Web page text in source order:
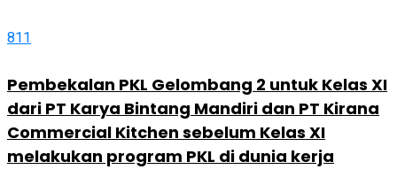
811
Pembekalan PKL Gelombang 2 untuk Kelas XI
dari PT Karya Bintang Mandiri dan PT Kirana
Commercial Kitchen sebelum Kelas XI
melakukan program PKL di dunia kerja